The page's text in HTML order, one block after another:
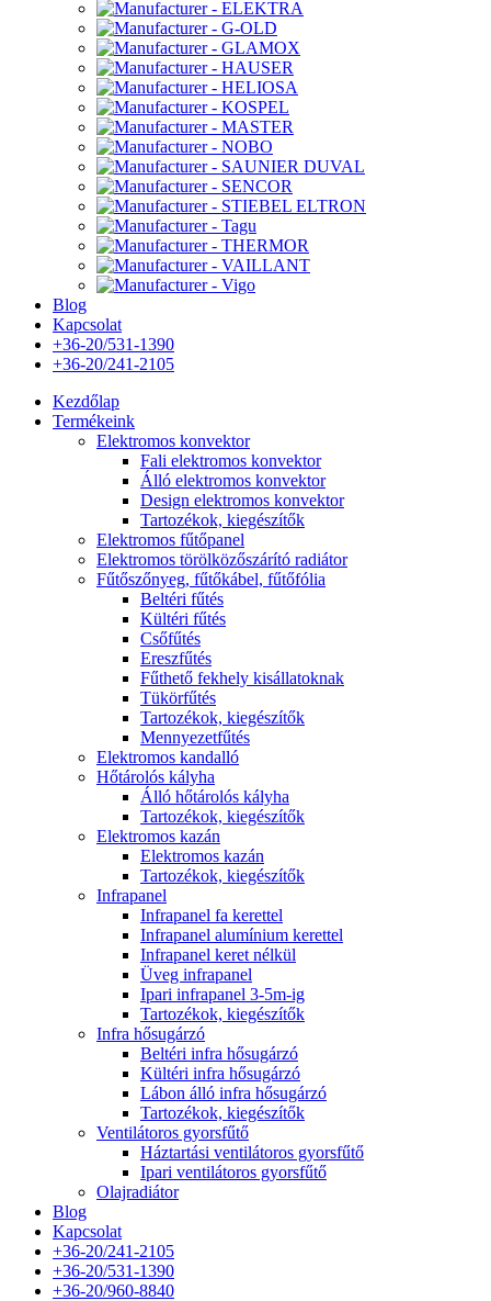
Blog
Kapcsolat
+36-20/531-1390
+36-20/241-2105
Kezdőlap
Termékeink
Elektromos konvektor
Fali elektromos konvektor
Álló elektromos konvektor
Design elektromos konvektor
Tartozékok, kiegészítők
Elektromos fűtőpanel
Elektromos törölközőszárító radiátor
Fűtőszőnyeg, fűtőkábel, fűtőfólia
Beltéri fűtés
Kültéri fűtés
Csőfűtés
Ereszfűtés
Fűthető fekhely kisállatoknak
Tükörfűtés
Tartozékok, kiegészítők
Mennyezetfűtés
Elektromos kandalló
Hőtárolós kályha
Álló hőtárolós kályha
Tartozékok, kiegészítők
Elektromos kazán
Elektromos kazán
Tartozékok, kiegészítők
Infrapanel
Infrapanel fa kerettel
Infrapanel alumínium kerettel
Infrapanel keret nélkül
Üveg infrapanel
Ipari infrapanel 3-5m-ig
Tartozékok, kiegészítők
Infra hősugárzó
Beltéri infra hősugárzó
Kültéri infra hősugárzó
Lábon álló infra hősugárzó
Tartozékok, kiegészítők
Ventilátoros gyorsfűtő
Háztartási ventilátoros gyorsfűtő
Ipari ventilátoros gyorsfűtő
Olajradiátor
Blog
Kapcsolat
+36-20/241-2105
+36-20/531-1390
+36-20/960-8840